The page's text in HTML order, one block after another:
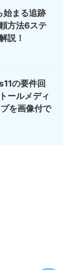
始まる追跡
方法6ステ
説！
の要件回
ールメディ
を画像付で